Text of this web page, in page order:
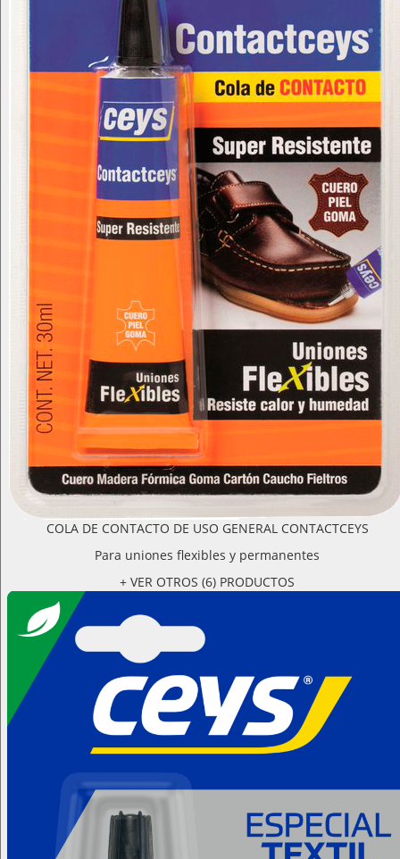
COLA DE CONTACTO DE USO GENERAL CONTACTCEYS
Para uniones flexibles y permanentes
+ VER OTROS (6) PRODUCTOS